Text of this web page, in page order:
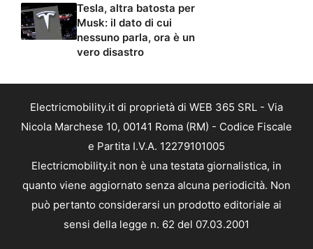
Tesla, altra batosta per
Musk: il dato di cui
nessuno parla, ora è un
vero disastro
Electricmobility.it di proprietà di WEB 365 SRL - Via
Nicola Marchese 10, 00141 Roma (RM) - Codice Fiscale
e Partita I.V.A. 12279101005
Electricmobility.it non è una testata giornalistica, in
quanto viene aggiornato senza alcuna periodicità. Non
può pertanto considerarsi un prodotto editoriale ai
sensi della legge n. 62 del 07.03.2001